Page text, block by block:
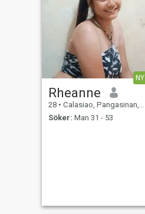
NY
Rheanne
28 • Calasiao, Pangasinan, Filippinerna
Söker: Man 31 - 53